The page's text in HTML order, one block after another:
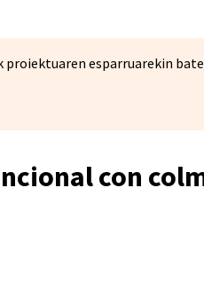
proiektuaren esparruarekin
con